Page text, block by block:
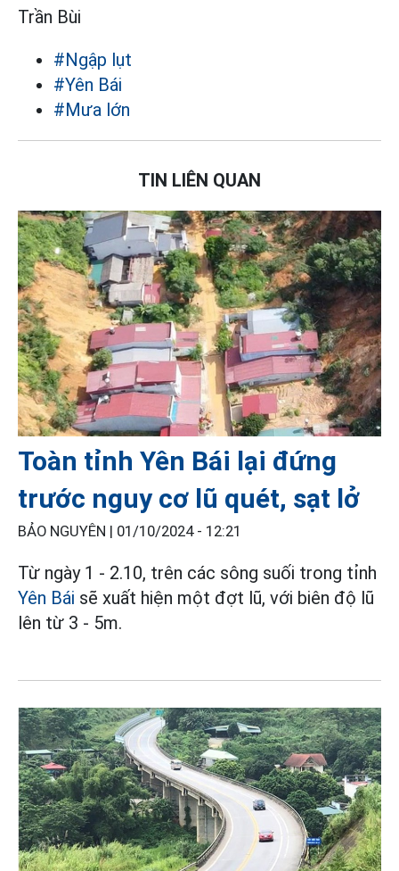
Trần Bùi
#Ngập lụt
#Yên Bái
#Mưa lớn
TIN LIÊN QUAN
Toàn tỉnh Yên Bái lại đứng
trước nguy cơ lũ quét, sạt lở
BẢO NGUYÊN | 01/10/2024 - 12:21
Từ ngày 1 - 2.10, trên các sông suối trong tỉnh
Yên Bái sẽ xuất hiện một đợt lũ, với biên độ lũ
lên từ 3 - 5m.